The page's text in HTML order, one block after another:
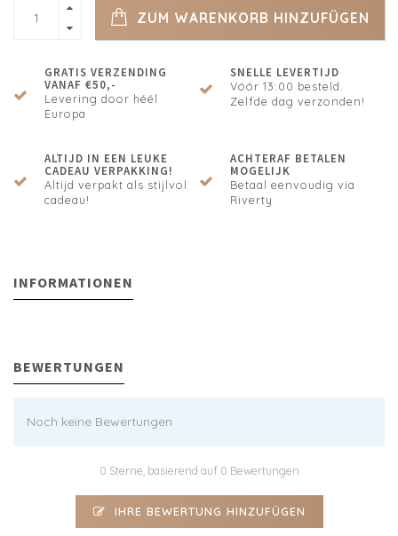
ZUM WARENKORB HINZUFÜGEN
GRATIS VERZENDING
VANAF €50,-
Levering door héél
Europa
SNELLE LEVERTIJD
Vóór 13:00 besteld.
Zelfde dag verzonden!
ALTIJD IN EEN LEUKE
CADEAU VERPAKKING!
Altijd verpakt als stijlvol
cadeau!
ACHTERAF BETALEN
MOGELIJK
Betaal eenvoudig via
Riverty
INFORMATIONEN
BEWERTUNGEN
Noch keine Bewertungen
0 Sterne, basierend auf 0 Bewertungen
IHRE BEWERTUNG HINZUFÜGEN